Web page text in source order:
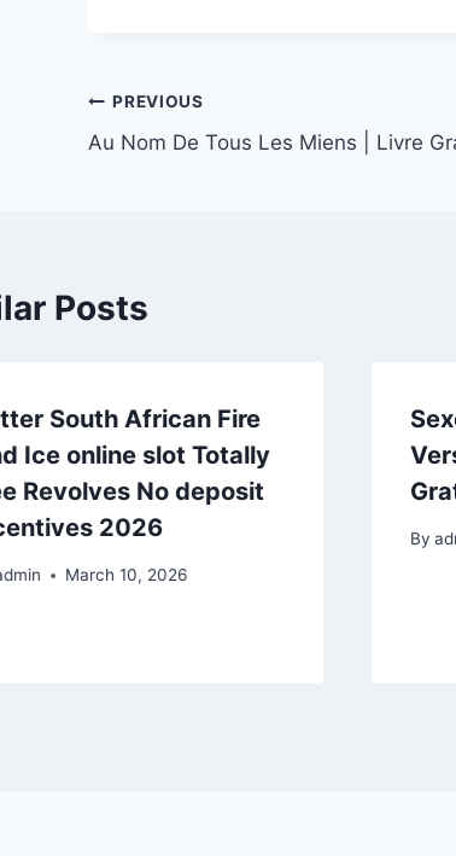
PREVIOUS
Au Nom De Tous Les Miens | Livre
Posts
South African Fire
Ice online slot Totally
Revolves No deposit
2026
March 10, 2026
By